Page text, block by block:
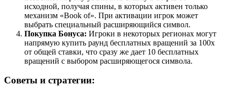
исходной, получая спины, в которых активен только
механизм «Book of». При активации игрок может
выбрать специальный расширяющийся символ.
Покупка Бонуса: Игроки в некоторых регионах могут
напрямую купить раунд бесплатных вращений за 100x
от общей ставки, что сразу же дает 10 бесплатных
вращений с выбором расширяющегося символа.
Советы и стратегии: